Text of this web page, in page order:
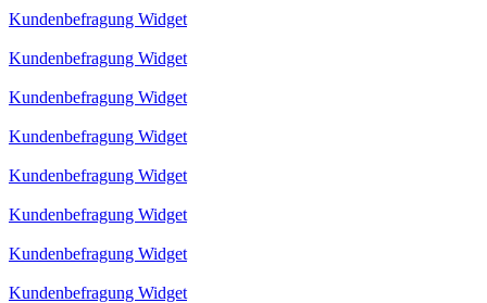
Kundenbefragung Widget
Kundenbefragung Widget
Kundenbefragung Widget
Kundenbefragung Widget
Kundenbefragung Widget
Kundenbefragung Widget
Kundenbefragung Widget
Kundenbefragung Widget